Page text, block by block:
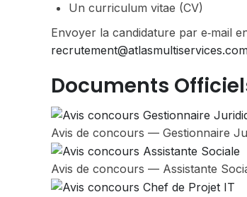
Un curriculum vitae (CV)
Envoyer la candidature par e‑mail
Documents
Avis de concours — Gestionnaire
Avis de concours — Assistante